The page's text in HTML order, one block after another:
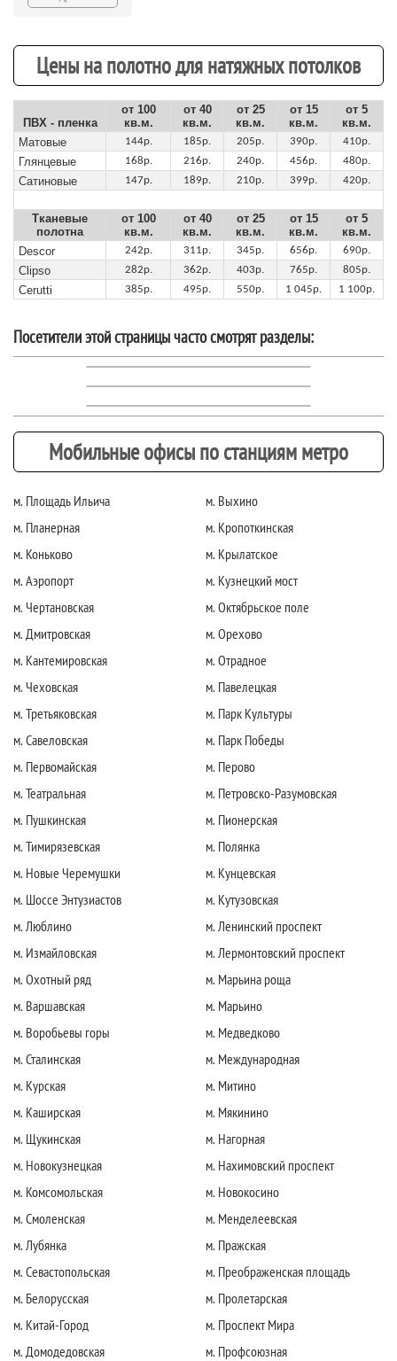
Цены на полотно для натяжных потолков
ПВХ - пленка
от 100
кв.м.
от 40
кв.м.
от 25
кв.м.
от 15
кв.м.
от 5
кв.м.
Матовые
144р. 185р. 205р. 390р. 410р.
Глянцевые 168р. 216р. 240р. 456р. 480р.
Сатиновые 147р. 189р. 210р. 399р. 420р.
Тканевые
полотна
от 100
кв.м.
от 40
кв.м.
от 25
кв.м.
от 15
кв.м.
от 5
кв.м.
Descor
242р. 311р. 345р. 656р. 690р.
Clipso 282р. 362р. 403р. 765р. 805р.
Cerutti 385р. 495р. 550р. 1 045р. 1 100р.
Посетители этой страницы часто смотрят разделы:
Мобильные офисы по станциям метро
м. Площадь Ильича
м. Планерная
м. Коньково
м. Аэропорт
м. Чертановская
м. Дмитровская
м. Кантемировская
м. Чеховская
м. Третьяковская
м. Савеловская
м. Первомайская
м. Театральная
м. Пушкинская
м. Тимирязевская
м. Новые Черемушки
м. Шоссе Энтузиастов
м. Люблино
м. Измайловская
м. Охотный ряд
м. Варшавская
м. Воробьевы горы
м. Сталинская
м. Курская
м. Каширская
м. Щукинская
м. Новокузнецкая
м. Комсомольская
м. Смоленская
м. Лубянка
м. Севастопольская
м. Белорусская
м. Китай-Город
м. Домодедовская
м. Выхино
м. Кропоткинская
м. Крылатское
м. Кузнецкий мост
м. Октябрьское поле
м. Орехово
м. Отрадное
м. Павелецкая
м. Парк Культуры
м. Парк Победы
м. Перово
м. Петровско-Разумовская
м. Пионерская
м. Полянка
м. Кунцевская
м. Кутузовская
м. Ленинский проспект
м. Лермонтовский проспект
м. Марьина роща
м. Марьино
м. Медведково
м. Международная
м. Митино
м. Мякинино
м. Нагорная
м. Нахимовский проспект
м. Новокосино
м. Менделеевская
м. Пражская
м. Преображенская площадь
м. Пролетарская
м. Проспект Мира
м. Профсоюзная